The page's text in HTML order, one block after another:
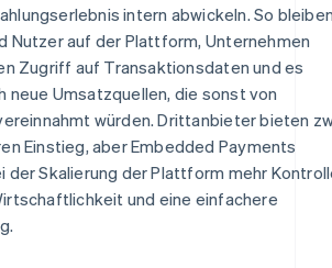
intern abwickeln. So
Nutzer auf der Plattform, Unternehmen
Zugriff auf Transaktionsdaten und es
neue Umsatzquellen, die sonst von
würden. Drittanbieter bieten
Einstieg, aber Embedded Payments
der Skalierung der Plattform mehr
und eine einfachere